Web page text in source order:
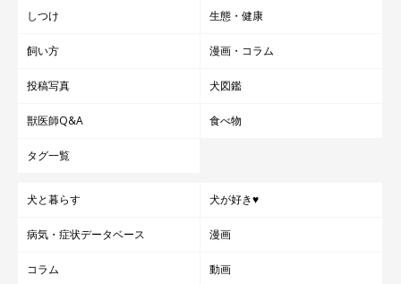
しつけ 生態・健康
飼い方 漫画・コラム
投稿写真 犬図鑑
獣医師Q&A 食べ物
タグ一覧
犬と暮らす 犬が好き♥
病気・症状データベース 漫画
コラム 動画